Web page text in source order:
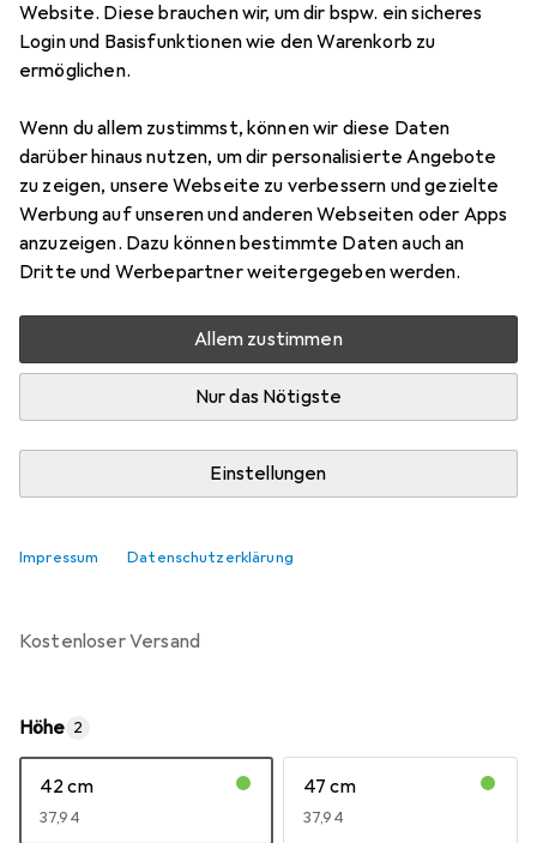
Website. Diese brauchen wir, um dir bspw. ein sicheres
Login und Basisfunktionen wie den Warenkorb zu
ermöglichen.
Wenn du allem zustimmst, können wir diese Daten
darüber hinaus nutzen, um dir personalisierte Angebote
zu zeigen, unsere Webseite zu verbessern und gezielte
Werbung auf unseren und anderen Webseiten oder Apps
anzuzeigen. Dazu können bestimmte Daten auch an
Dritte und Werbepartner weitergegeben werden.
Allem zustimmen
Nur das Nötigste
Einstellungen
Impressum Datenschutzerklärung
Globo Tischleuchte Pegasi
Preis in EUR inkl. MwSt.
EUR
37,94
Bewertungen Marke
Mehr als 10 Stück an Lager beim Lieferanten
Lieferort angeben für genaue Lieferzeit
kostenloser Versand
Höhe 2
42 cm
EUR
37,94
47 cm
EUR
37,94